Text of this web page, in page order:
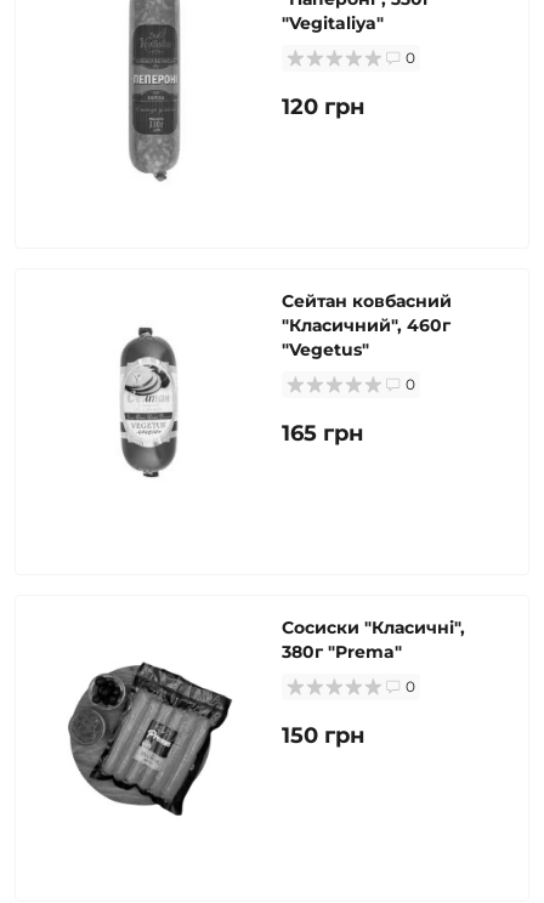
"Vegitaliya"
0
120 грн
Сейтан ковбасний
"Класичний", 460г
"Vegetus"
0
165 грн
Сосиски "Класичні",
380г "Prema"
0
150 грн